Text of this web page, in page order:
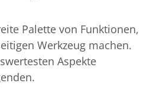
Palette von Funktionen,
Werkzeug machen.
Aspekte